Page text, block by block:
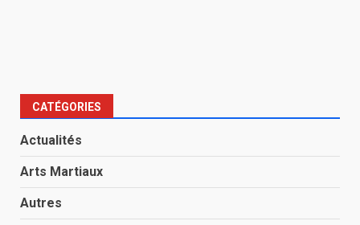
CATÉGORIES
Actualités
Arts Martiaux
Autres